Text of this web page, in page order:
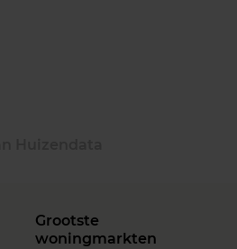
Grootste
woningmarkten